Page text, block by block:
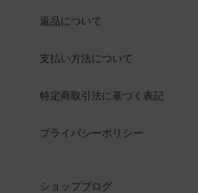
返品について
支払い方法について
特定商取引法に基づく表記
プライバシーポリシー
ショップブログ